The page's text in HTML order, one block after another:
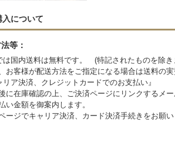
について
等：
は国内送料は無料です。 (特記されたものを除き
お客様が配送方法をご指定になる場合は送料の実
リア決済、クレジットカードでのお支払い』
に在庫確認の上、ご決済ページにリンクするメ
い金額を御案内します。
ージでキャリア決済、カード決済手続きをお願い